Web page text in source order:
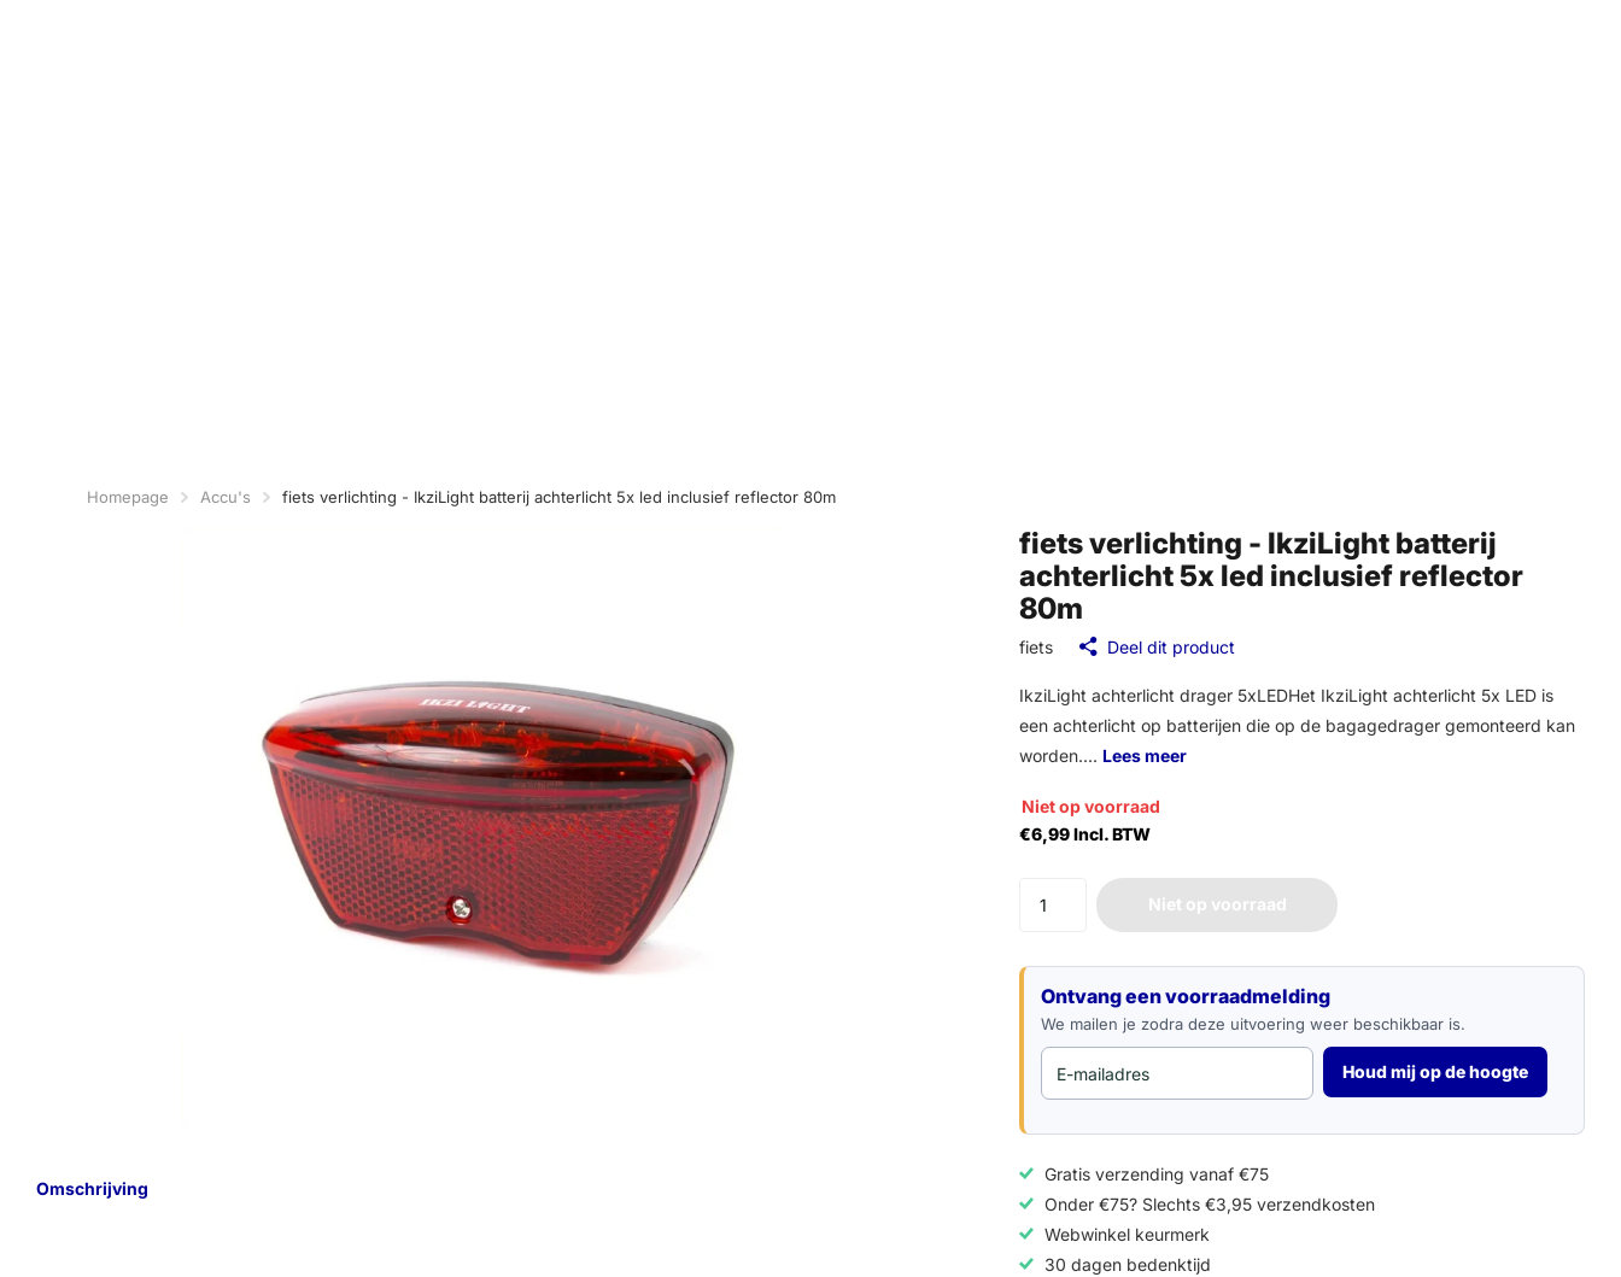
Homepage Accu's fiets verlichting - IkziLight batterij achterlicht 5x led inclusief reflector 80m
Omschrijving
fiets verlichting - IkziLight batterij
achterlicht 5x led inclusief reflector
80m
fiets Deel dit product
IkziLight achterlicht drager 5xLEDHet IkziLight achterlicht 5x LED is
een achterlicht op batterijen die op de bagagedrager gemonteerd kan
worden.... Lees meer
Niet op voorraad
€6,99 Incl. BTW
Niet op voorraad
Ontvang een voorraadmelding
We mailen je zodra deze uitvoering weer beschikbaar is.
E-mailadres
Houd mij op de hoogte
Gratis verzending vanaf €75
Onder €75? Slechts €3,95 verzendkosten
Webwinkel keurmerk
30 dagen bedenktijd